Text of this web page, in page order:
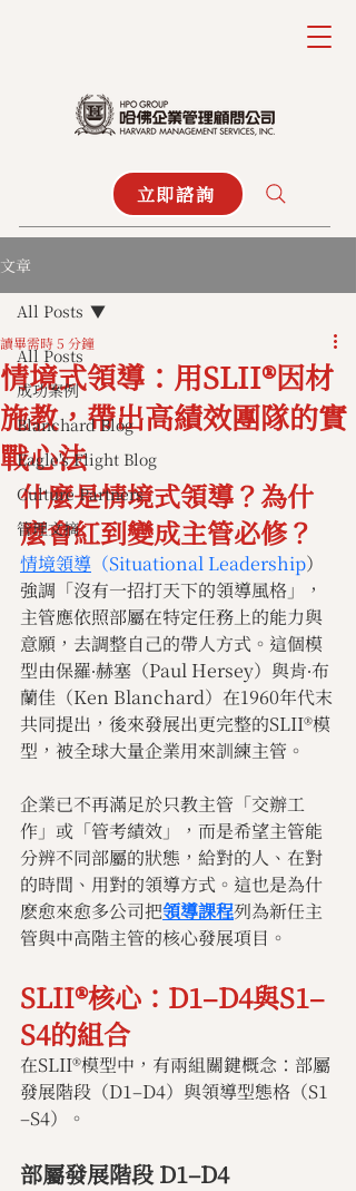
立即諮詢
文章
All Posts
成功案例
Blanchard Blog
Eagle's Flight Blog
Culture Partners
管理文摘
All Posts
情境式領導：用SLII®因材
施教，帶出高績效團隊的實
戰心法
讀畢需時 5 分鐘
什麼是情境式領導？為什
麼會紅到變成主管必修？
情境領導 （Situational Leadership）
強調「沒有一招打天下的領導風格」，
主管應依照部屬在特定任務上的能力與
意願，去調整自己的帶人方式。這個模
型由保羅∙赫塞（Paul Hersey）與肯∙布
蘭佳（Ken Blanchard）在1960年代末
共同提出，後來發展出更完整的SLII®模
型，被全球大量企業用來訓練主管。
企業已不再滿足於只教主管「交辦工
作」或「管考績效」，而是希望主管能
分辨不同部屬的狀態，給對的人、在對
的時間、用對的領導方式。這也是為什
麽愈來愈多公司把領導課程列為新任主
管與中高階主管的核心發展項目。
SLII®核心：D1–D4與S1–
S4的組合
在SLII®模型中，有兩組關鍵概念：部屬
發展階段（D1–D4）與領導型態格（S1
–S4）。
部屬發展階段 D1–D4